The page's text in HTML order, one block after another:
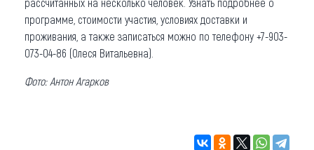
программе, стоимости участия, условиях доставки и
проживания, а также записаться можно по телефону +7-903-
073-04-86 (Олеся Витальевна).
Фото: Антон Агарков